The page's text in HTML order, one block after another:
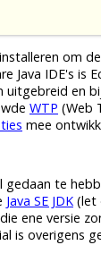
om
Java IDE's is
en
WTP (Web
mee
te
Java SE JDK (let
ene versie
is overigens